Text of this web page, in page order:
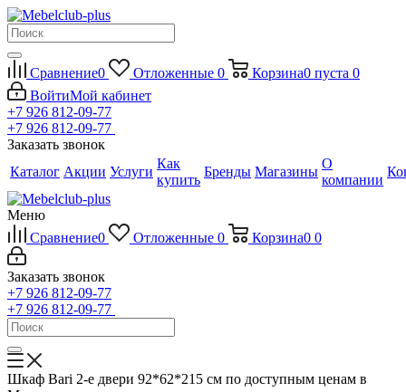
Сравнение0 Отложенные 0 Корзина0 пуста 0
ВойтиМой кабинет
+7 926 812-09-77
+7 926 812-09-77
Заказать звонок
Каталог Акции Услуги
Как
купить
Бренды Магазины
О
компании
Меню
Сравнение0 Отложенные 0 Корзина0 0
Заказать звонок
+7 926 812-09-77
+7 926 812-09-77
Шкаф Bari 2-е двери 92*62*215 см по доступным ценам в